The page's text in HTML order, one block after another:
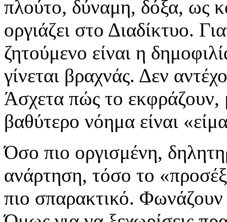
πλούτο, δύναμη, δόξα, ως
οργιάζει στο Διαδίκτυο.
ζητούμενο είναι η
γίνεται βραχνάς. Δεν
Άσχετα πώς το
βαθύτερο νόημα είναι
Όσο πιο οργισμένη,
ανάρτηση, τόσο το
πιο σπαρακτικό.